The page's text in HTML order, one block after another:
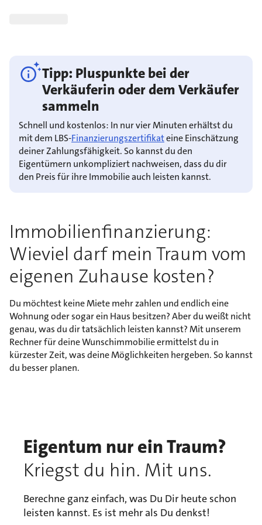
Tipp: Pluspunkte bei der
Verkäuferin oder dem Verkäufer
sammeln
Schnell und kostenlos: In nur vier Minuten erhältst du
mit dem LBS-Finanzierungszertifikateine Einschätzung
deiner Zahlungsfähigkeit. So kannst du den
Eigentümern unkompliziert nachweisen, dass du dir
den Preis für ihre Immobilie auch leisten kannst.
Immobilienfinanzierung:
Wieviel darf mein Traum vom
eigenen Zuhause kosten?
Du möchtest keine Miete mehr zahlen und endlich eine
Wohnung oder sogar ein Haus besitzen? Aber du weißt nicht
genau, was du dir tatsächlich leisten kannst? Mit unserem
Rechner für deine Wunschimmobilie ermittelst du in
kürzester Zeit, was deine Möglichkeiten hergeben. So kannst
du besser planen.
Eigentum nur ein Traum?
Kriegst du hin. Mit uns.
Berechne ganz einfach, was Du Dir heute schon
leisten kannst. Es ist mehr als Du denkst!